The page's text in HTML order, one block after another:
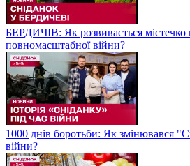
БЕРДИЧІВ: Як розвивається
повномасштабної війни?
1000 днів боротьби: Як змінювався
війни?